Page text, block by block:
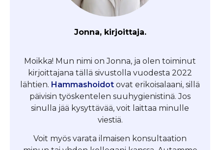
Jonna, kirjoittaja.
Moikka! Mun nimi on Jonna, ja olen toiminut
kirjoittajana tällä sivustolla vuodesta 2022
lähtien. Hammashoidot ovat erikoisalaani, sillä
päivisin työskentelen suuhygienistinä. Jos
sinulla jää kysyttävää, voit laittaa minulle
viestiä.
Voit myös varata ilmaisen konsultaation